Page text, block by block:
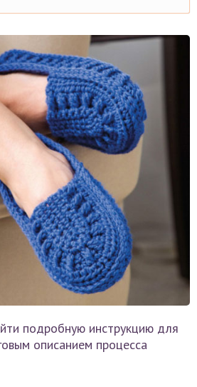
подробную инструкцию для
описанием процесса